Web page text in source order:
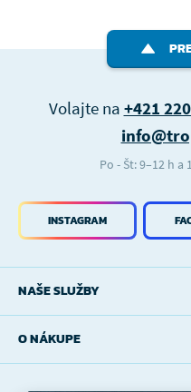
NAŠE SLUŽBY
O NÁKUPE
INSTAGRAM
Volajte na +421
Po - Št: 9–12 h a